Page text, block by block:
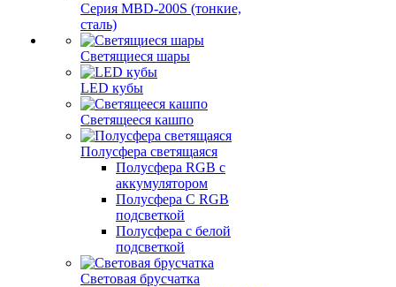
Серия MBD-200S (тонкие,
сталь)
Светящиеся шары
LED кубы
Светящееся кашпо
Полусфера светящаяся
Полусфера RGB с
аккумулятором
Полусфера С RGB
подсветкой
Полусфера с белой
подсветкой
Световая брусчатка